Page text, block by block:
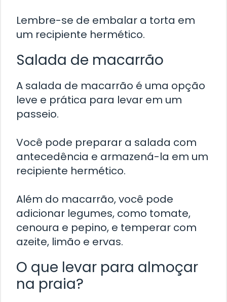
Lembre-se de embalar a torta em
um recipiente hermético.
Salada de macarrão
A salada de macarrão é uma opção
leve e prática para levar em um
passeio.
Você pode preparar a salada com
antecedência e armazená-la em um
recipiente hermético.
Além do macarrão, você pode
adicionar legumes, como tomate,
cenoura e pepino, e temperar com
azeite, limão e ervas.
O que levar para almoçar
na praia?